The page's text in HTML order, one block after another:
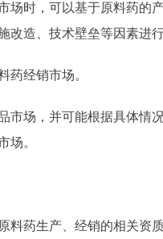
时，可以基于原料药的
改造、技术壁垒等因素进
药经销市场。
场，并可能根据具体情
场。
药生产、经销的相关资质